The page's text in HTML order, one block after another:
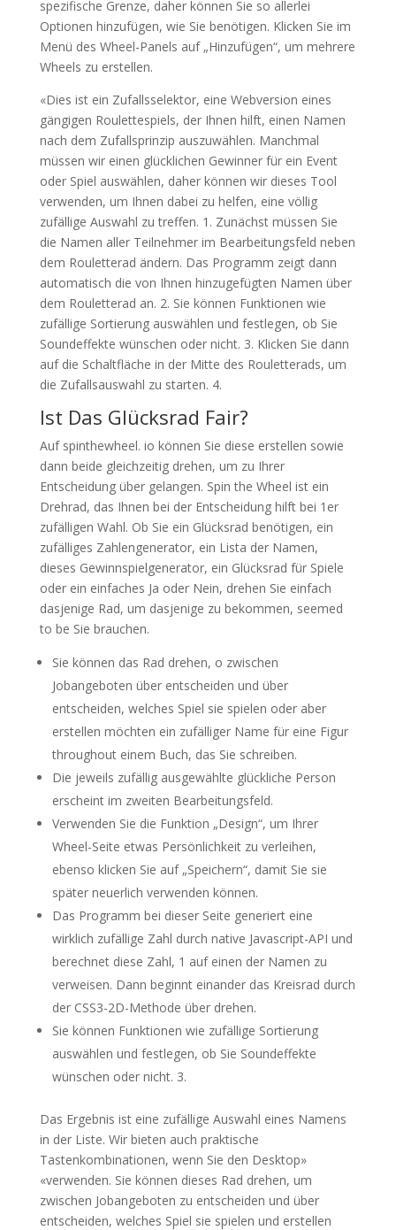
spezifische Grenze, daher können Sie so allerlei
Optionen hinzufügen, wie Sie benötigen. Klicken Sie im
Menü des Wheel-Panels auf „Hinzufügen“, um mehrere
Wheels zu erstellen.
«Dies ist ein Zufallsselektor, eine Webversion eines
gängigen Roulettespiels, der Ihnen hilft, einen Namen
nach dem Zufallsprinzip auszuwählen. Manchmal
müssen wir einen glücklichen Gewinner für ein Event
oder Spiel auswählen, daher können wir dieses Tool
verwenden, um Ihnen dabei zu helfen, eine völlig
zufällige Auswahl zu treffen. 1. Zunächst müssen Sie
die Namen aller Teilnehmer im Bearbeitungsfeld neben
dem Rouletterad ändern. Das Programm zeigt dann
automatisch die von Ihnen hinzugefügten Namen über
dem Rouletterad an. 2. Sie können Funktionen wie
zufällige Sortierung auswählen und festlegen, ob Sie
Soundeffekte wünschen oder nicht. 3. Klicken Sie dann
auf die Schaltfläche in der Mitte des Rouletterads, um
die Zufallsauswahl zu starten. 4.
Ist Das Glücksrad Fair?
Auf spinthewheel. io können Sie diese erstellen sowie
dann beide gleichzeitig drehen, um zu Ihrer
Entscheidung über gelangen. Spin the Wheel ist ein
Drehrad, das Ihnen bei der Entscheidung hilft bei 1er
zufälligen Wahl. Ob Sie ein Glücksrad benötigen, ein
zufälliges Zahlengenerator, ein Lista der Namen,
dieses Gewinnspielgenerator, ein Glücksrad für Spiele
oder ein einfaches Ja oder Nein, drehen Sie einfach
dasjenige Rad, um dasjenige zu bekommen, seemed
to be Sie brauchen.
Sie können das Rad drehen, o zwischen
Jobangeboten über entscheiden und über
entscheiden, welches Spiel sie spielen oder aber
erstellen möchten ein zufälliger Name für eine Figur
throughout einem Buch, das Sie schreiben.
Die jeweils zufällig ausgewählte glückliche Person
erscheint im zweiten Bearbeitungsfeld.
Verwenden Sie die Funktion „Design“, um Ihrer
Wheel-Seite etwas Persönlichkeit zu verleihen,
ebenso klicken Sie auf „Speichern“, damit Sie sie
später neuerlich verwenden können.
Das Programm bei dieser Seite generiert eine
wirklich zufällige Zahl durch native Javascript-API und
berechnet diese Zahl, 1 auf einen der Namen zu
verweisen. Dann beginnt einander das Kreisrad durch
der CSS3-2D-Methode über drehen.
Sie können Funktionen wie zufällige Sortierung
auswählen und festlegen, ob Sie Soundeffekte
wünschen oder nicht. 3.
Das Ergebnis ist eine zufällige Auswahl eines Namens
in der Liste. Wir bieten auch praktische
Tastenkombinationen, wenn Sie den Desktop»
«verwenden. Sie können dieses Rad drehen, um
zwischen Jobangeboten zu entscheiden und über
entscheiden, welches Spiel sie spielen und erstellen